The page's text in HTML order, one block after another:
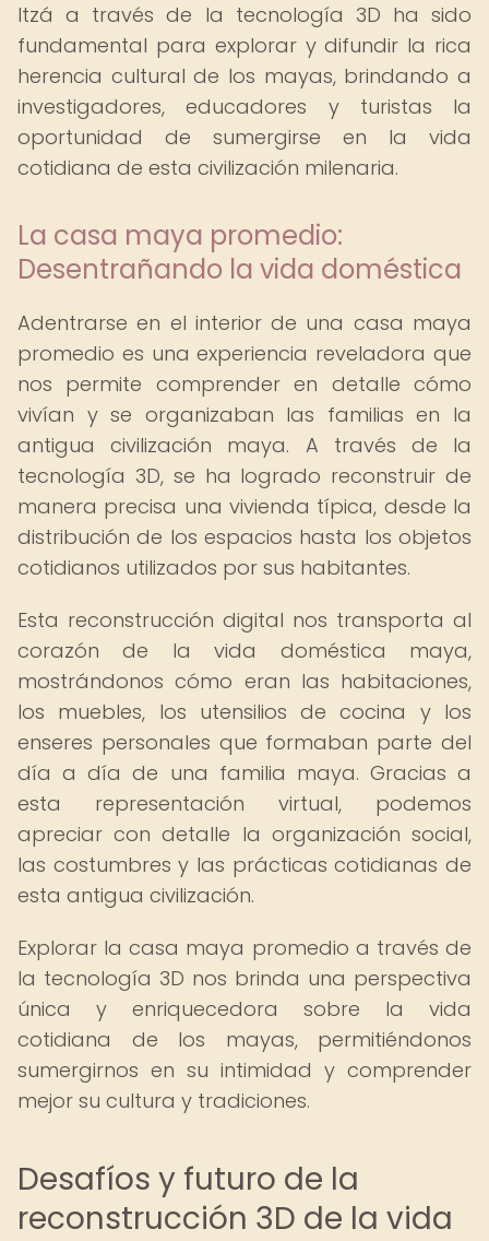
Itzá a través de la tecnología 3D ha sido
fundamental para explorar y difundir la rica
herencia cultural de los mayas, brindando a
investigadores, educadores y turistas la
oportunidad de sumergirse en la vida
cotidiana de esta civilización milenaria.
La casa maya promedio:
Desentrañando la vida doméstica
Adentrarse en el interior de una casa maya
promedio es una experiencia reveladora que
nos permite comprender en detalle cómo
vivían y se organizaban las familias en la
antigua civilización maya. A través de la
tecnología 3D, se ha logrado reconstruir de
manera precisa una vivienda típica, desde la
distribución de los espacios hasta los objetos
cotidianos utilizados por sus habitantes.
Esta reconstrucción digital nos transporta al
corazón de la vida doméstica maya,
mostrándonos cómo eran las habitaciones,
los muebles, los utensilios de cocina y los
enseres personales que formaban parte del
día a día de una familia maya. Gracias a
esta representación virtual, podemos
apreciar con detalle la organización social,
las costumbres y las prácticas cotidianas de
esta antigua civilización.
Explorar la casa maya promedio a través de
la tecnología 3D nos brinda una perspectiva
única y enriquecedora sobre la vida
cotidiana de los mayas, permitiéndonos
sumergirnos en su intimidad y comprender
mejor su cultura y tradiciones.
Desafíos y futuro de la
reconstrucción 3D de la vida